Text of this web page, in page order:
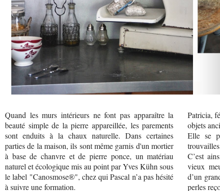
Quand les murs intérieurs ne font pas apparaître la
beauté simple de la pierre appareillée, les parements
sont enduits à la chaux naturelle. Dans certaines
parties de la maison, ils sont même garnis d'un mortier
à base de chanvre et de pierre ponce, un matériau
naturel et écologique mis au point par Yves Kühn sous
le label "Canosmose®", chez qui Pascal n’a pas hésité
à suivre une formation.
Patricia,
objets
Elle se
C’est
vieux
d’un
perles